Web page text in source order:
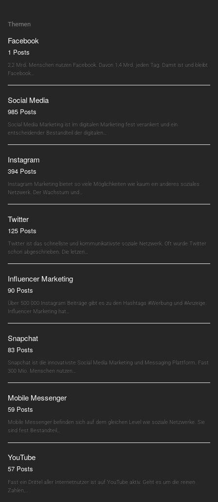
Themen
Facebook
1 Posts
2,2 Mrd. Menschen nutzen Facebook. Davon 1,4 Mrd. jeden Tag. Damit ist und bleibt
Facebook…
Social Media
985 Posts
Social Media Marketing ist im digitalen Marketing fest verankert und ein
entscheidender Bestandteil der digitalen…
Instagram
394 Posts
Instagram Marketing bietet so viele Möglichkeiten wie kaum ein anderes soziales
Netzwerk. Der Wachstum und…
Twitter
125 Posts
Twitter ist das schnellste und kommunikativste soziale Netzwerk. Oft wurde Twitter
schon abgeschrieben. Die letzen…
Influencer Marketing
90 Posts
Über 500.000 Instagram Beiträge gibt es zu den Hashtags #Werbung und #Anzeige.
Influencer Marketing hat…
Snapchat
83 Posts
Snapchat ist die innovativste Social Media Marketing und Messaging Plattform. Fast
300 Mio. Menschen nutzen…
Mobile Messenger
59 Posts
Mobile Messenger befinden sich auf dem gleichen Level wie soziale Netzwerke. Sie
sind fest Bestandteil…
YouTube
57 Posts
Fast ein Drittel aller Internetnutzer ist auf YouTube aktiv. Geht es um die reinen
Zahlen,…